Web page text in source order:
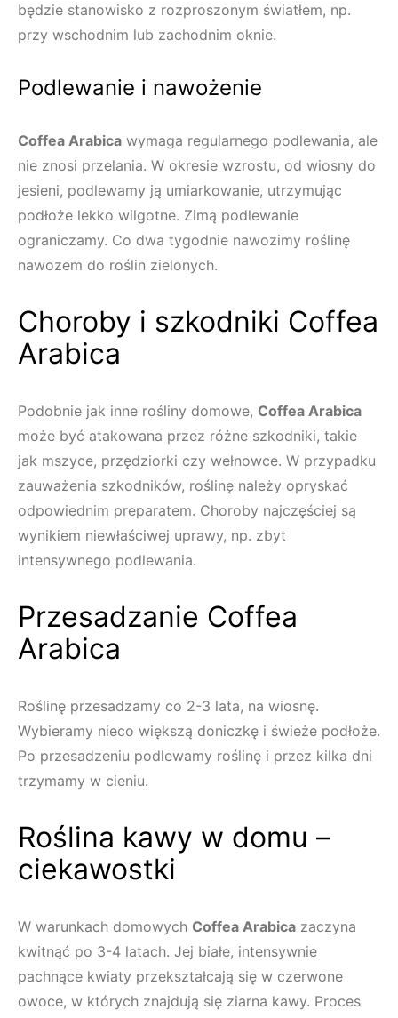
będzie stanowisko z rozproszonym światłem, np.
przy wschodnim lub zachodnim oknie.
Podlewanie i nawożenie
Coffea Arabica wymaga regularnego podlewania, ale
nie znosi przelania. W okresie wzrostu, od wiosny do
jesieni, podlewamy ją umiarkowanie, utrzymując
podłoże lekko wilgotne. Zimą podlewanie
ograniczamy. Co dwa tygodnie nawozimy roślinę
nawozem do roślin zielonych.
Choroby i szkodniki Coffea
Arabica
Podobnie jak inne rośliny domowe, Coffea Arabica
może być atakowana przez różne szkodniki, takie
jak mszyce, przędziorki czy wełnowce. W przypadku
zauważenia szkodników, roślinę należy opryskać
odpowiednim preparatem. Choroby najczęściej są
wynikiem niewłaściwej uprawy, np. zbyt
intensywnego podlewania.
Przesadzanie Coffea
Arabica
Roślinę przesadzamy co 2-3 lata, na wiosnę.
Wybieramy nieco większą doniczkę i świeże podłoże.
Po przesadzeniu podlewamy roślinę i przez kilka dni
trzymamy w cieniu.
Roślina kawy w domu –
ciekawostki
W warunkach domowych Coffea Arabica zaczyna
kwitnąć po 3-4 latach. Jej białe, intensywnie
pachnące kwiaty przekształcają się w czerwone
owoce, w których znajdują się ziarna kawy. Proces